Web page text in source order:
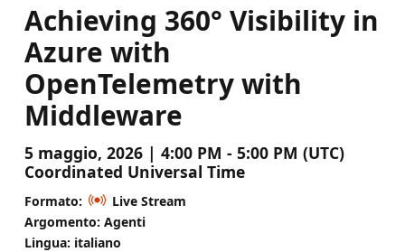
Achieving 360° Visibility in
Azure with
OpenTelemetry with
Middleware
5 maggio, 2026 | 4:00 PM - 5:00 PM (UTC)
Coordinated Universal Time
Formato:
Live Stream
Argomento: Agenti
Lingua: italiano